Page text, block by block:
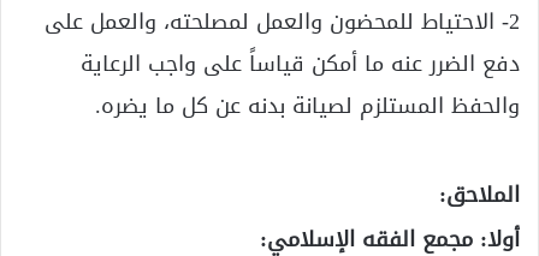
2- الاحتياط للمحضون والعمل لمصلحته، والعمل على
دفع الضرر عنه ما أمكن قياساً على واجب الرعاية
والحفظ المستلزم لصيانة بدنه عن كل ما يضره.
الملاحق:
أولا: مجمع الفقه الإسلامي: